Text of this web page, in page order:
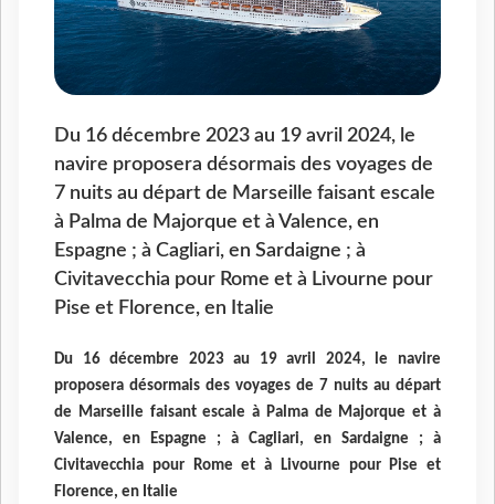
Du 16 décembre 2023 au 19 avril 2024, le
navire proposera désormais des voyages de
7 nuits au départ de Marseille faisant escale
à Palma de Majorque et à Valence, en
Espagne ; à Cagliari, en Sardaigne ; à
Civitavecchia pour Rome et à Livourne pour
Pise et Florence, en Italie
Du 16 décembre 2023 au 19 avril 2024, le navire
proposera désormais des voyages de 7 nuits au départ
de Marseille faisant escale à Palma de Majorque et à
Valence, en Espagne ; à Cagliari, en Sardaigne ; à
Civitavecchia pour Rome et à Livourne pour Pise et
Florence, en Italie